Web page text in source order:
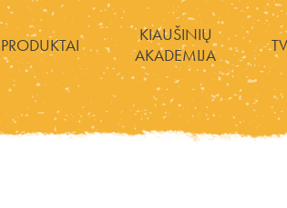
PRODUKTAI
KIAUŠINIŲ
AKADEMIJA